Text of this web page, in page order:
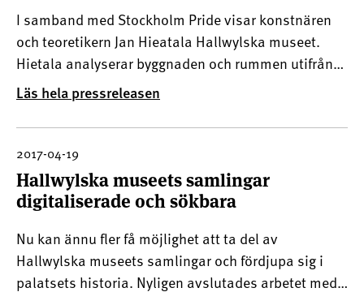
I samband med Stockholm Pride visar konstnären
och teoretikern Jan Hieatala Hallwylska museet.
Hietala analyserar byggnaden och rummen utifrån
perspektivet feminint kontra maskulint inom
arkitektur.
Läs hela pressreleasen
2017-04-19
​Hallwylska museets samlingar
digitaliserade och sökbara
Nu kan ännu fler få möjlighet att ta del av
Hallwylska museets samlingar och fördjupa sig i
palatsets historia. Nyligen avslutades arbetet med